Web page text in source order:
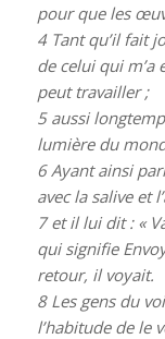
pour que les
4Tant qu’il fait
de celui qui m’a
peut travailler ;
5aussi
lumière du
6Ayant ainsi
avec la salive et
7et il lui dit : «
qui signifie
retour, il voyait.
8Les gens du
l’habitude de le